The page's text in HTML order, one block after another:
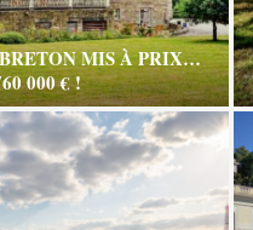
MIS À PRIX…
000 € !